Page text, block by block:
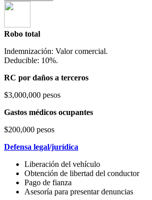
Robo total
Indemnización: Valor comercial.
Deducible: 10%.
RC por daños a terceros
$3,000,000 pesos
Gastos médicos ocupantes
$200,000 pesos
Defensa legal/jurídica
Liberación del vehículo
Obtención de libertad del conductor
Pago de fianza
Asesoría para presentar denuncias